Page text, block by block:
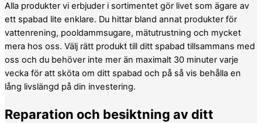
Alla produkter vi erbjuder i sortimentet gör livet som ägare av
ett spabad lite enklare. Du hittar bland annat produkter för
vattenrening, pooldammsugare, mätutrustning och mycket
mera hos oss. Välj rätt produkt till ditt spabad tillsammans med
oss och du behöver inte mer än maximalt 30 minuter varje
vecka för att sköta om ditt spabad och på så vis behålla en
lång livslängd på din investering.
Reparation och besiktning av ditt